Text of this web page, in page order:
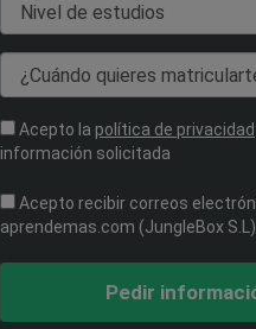
Nivel de estudios
¿Cuándo quieres
Acepto la política de privacidad
información solicitada
Acepto recibir correos
aprendemas.com (JungleBox S.L)
Pedir